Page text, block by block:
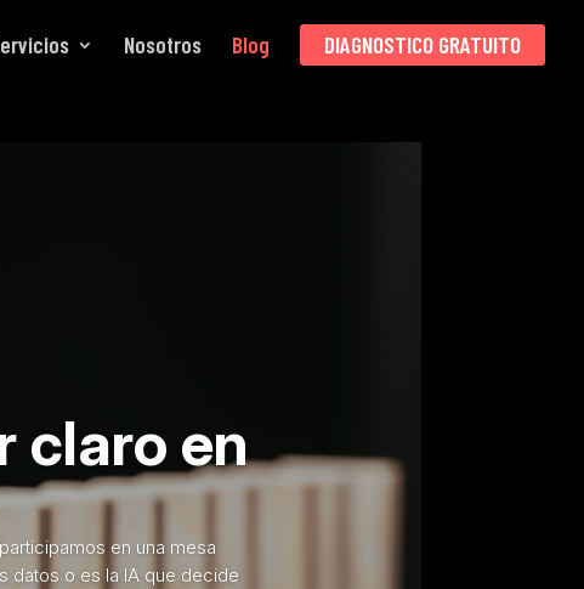
Nosotros Blog DIAGNOSTICO GRATUITO
claro en
en una mesa
datos o es la IA que decide